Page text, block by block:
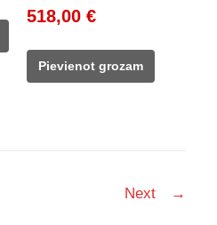
Original
was:
746,00 €.
518,00 €Current
518,00 €.
Pievienot grozam
Next →